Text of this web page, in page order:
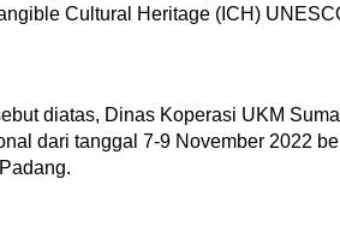
Cultural Heritage (ICH)
diatas, Dinas Koperasi UKM
dari tanggal 7-9 November 2022